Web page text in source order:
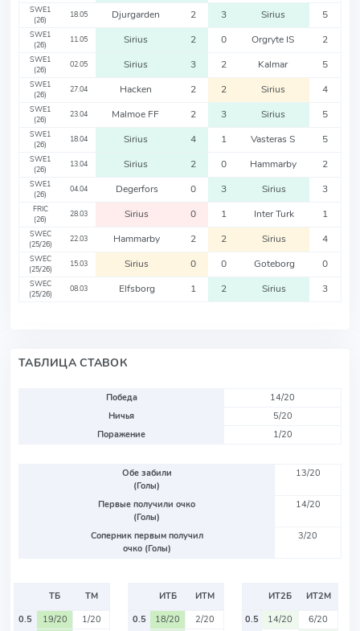
SWE1
(26)
18.05 Djurgarden 2 3 Sirius 5
SWE1
(26)
11.05 Sirius 2 0 Orgryte IS 2
SWE1
(26)
02.05 Sirius 3 2 Kalmar 5
SWE1
(26)
27.04 Hacken 2 2 Sirius 4
SWE1
(26)
23.04 Malmoe FF 2 3 Sirius 5
SWE1
(26)
18.04 Sirius 4 1 Vasteras S 5
SWE1
(26)
13.04 Sirius 2 0 Hammarby 2
SWE1
(26)
04.04 Degerfors 0 3 Sirius 3
FRIC
(26)
28.03 Sirius 0 1 Inter Turk 1
SWEC
(25/26)
22.03 Hammarby 2 2 Sirius 4
SWEC
(25/26)
15.03 Sirius 0 0 Goteborg 0
SWEC
(25/26)
08.03 Elfsborg 1 2 Sirius 3
ТАБЛИЦА СТАВОК
Победа
14/20
Ничья
5/20
Поражение
1/20
Обе забили
(Голы)
13/20
Первые получили очко
(Голы)
14/20
Соперник первым получил
очко (Голы)
3/20
ТБ
ТМ
0.5
19/20
1/20
ИТБ
ИТМ
0.5
18/20
2/20
ИТ2Б
ИТ2М
0.5
14/20
6/20